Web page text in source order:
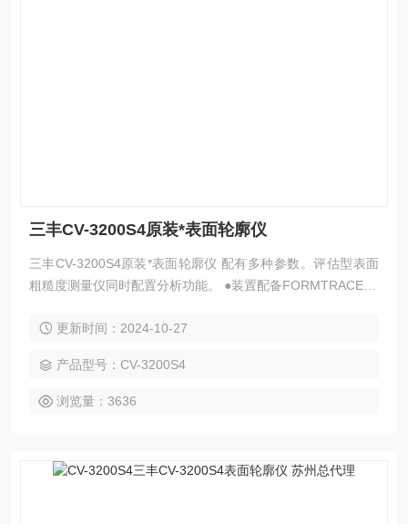
三丰CV-3200S4原装*表面轮廓仪
三丰CV-3200S4原装*表面轮廓仪 配有多种参数。评估型表面
粗糙度测量仪同时配置分析功能。 ●装置配备FORMTRACEPA
高显示分辨力为0.0001&amp;#181;m（测量范围为8&amp;#1
更新时间：2024-10-27
产品型号：CV-3200S4
浏览量：3636